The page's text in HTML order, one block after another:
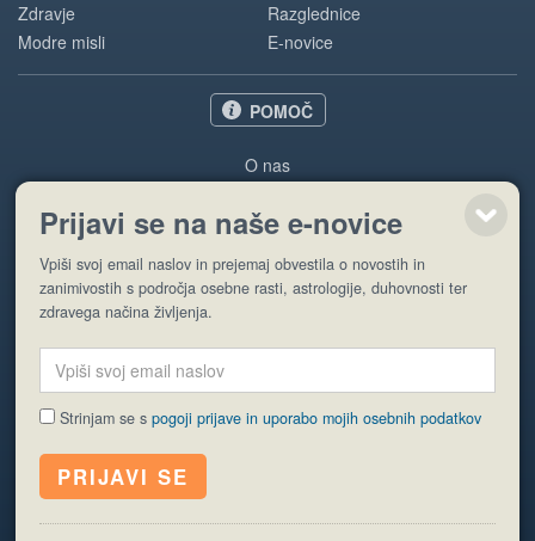
Zdravje
Modre misli
Razglednice
E-novice
POMOČ
O nas
Pogoji uporabe
Pošlji stran
© EyeCatching. Vse pravice so pridržane.
ISSN 1581-2332
Politika piškotkov Varstvo osebnih podatkov
Prijavi se na naše e-novice
Vpiši svoj email naslov in prejemaj obvestila o novostih in
zanimivostih s področja osebne rasti, astrologije, duhovnosti ter
zdravega načina življenja.
Strinjam se spogoji prijave in uporabo mojih osebnih podatkov